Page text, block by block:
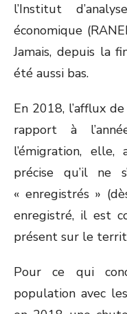
l’Institut
économique
Jamais, depuis la
été aussi bas.
En 2018, l’afflux
rapport à
l’émigration,
précise qu’il ne
« enregistrés »
enregistré, il est
présent sur le
Pour ce qui
population avec